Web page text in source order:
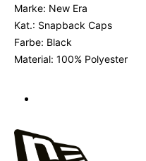
Marke: New Era
Kat.: Snapback Caps
Farbe: Black
Material: 100% Polyester